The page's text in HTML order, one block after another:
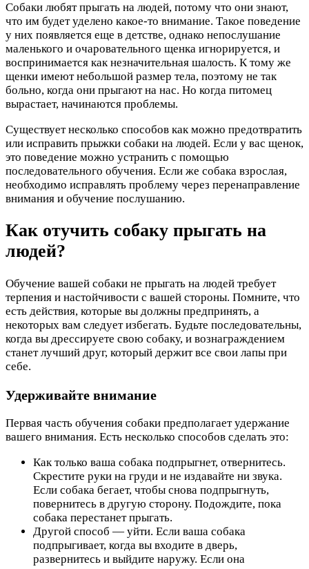
Собаки любят прыгать на людей, потому что они знают,
что им будет уделено какое-то внимание. Такое поведение
у них появляется еще в детстве, однако непослушание
маленького и очаровательного щенка игнорируется, и
воспринимается как незначительная шалость. К тому же
щенки имеют небольшой размер тела, поэтому не так
больно, когда они прыгают на нас. Но когда питомец
вырастает, начинаются проблемы.
Существует несколько способов как можно предотвратить
или исправить прыжки собаки на людей. Если у вас щенок,
это поведение можно устранить с помощью
последовательного обучения. Если же собака взрослая,
необходимо исправлять проблему через перенаправление
внимания и обучение послушанию.
Как отучить собаку прыгать на
людей?
Обучение вашей собаки не прыгать на людей требует
терпения и настойчивости с вашей стороны. Помните, что
есть действия, которые вы должны предпринять, а
некоторых вам следует избегать. Будьте последовательны,
когда вы дрессируете свою собаку, и вознаграждением
станет лучший друг, который держит все свои лапы при
себе.
Удерживайте внимание
Первая часть обучения собаки предполагает удержание
вашего внимания. Есть несколько способов сделать это:
Как только ваша собака подпрыгнет, отвернитесь.
Скрестите руки на груди и не издавайте ни звука.
Если собака бегает, чтобы снова подпрыгнуть,
повернитесь в другую сторону. Подождите, пока
собака перестанет прыгать.
Другой способ — уйти. Если ваша собака
подпрыгивает, когда вы входите в дверь,
развернитесь и выйдите наружу. Если она